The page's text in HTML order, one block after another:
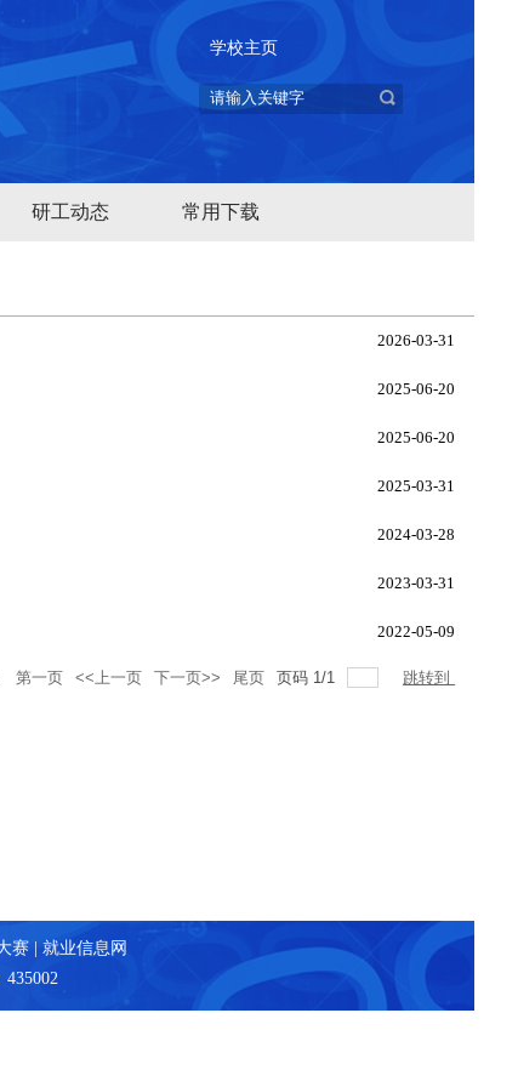
学校主页
研工动态 常用下载
2026-03-31
2025-06-20
2025-06-20
2025-03-31
2024-03-28
2023-03-31
2022-05-09
第一页 <<上一页 下一页>> 尾页 页码 1/1 跳转到
赛
就业信息网